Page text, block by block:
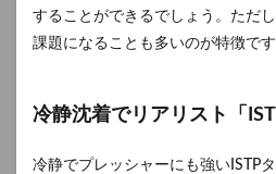
することができるでしょう。ただ
課題になることも多いのが特徴です
冷静沈着でリアリスト「
冷静でプレッシャーにも強いISTP